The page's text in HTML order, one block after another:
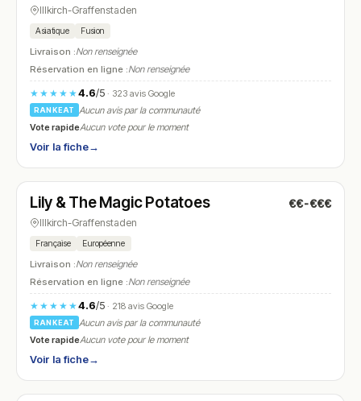
Illkirch-Graffenstaden
Asiatique Fusion
Livraison :Non renseignée
Réservation en ligne :Non renseignée
★★★★★4.6/5· 323 avis Google
RANKEAT
Aucun avis par la communauté
Vote rapideAucun vote pour le moment
Voir la fiche→
N° 21
Lily & The Magic Potatoes €€-€€€
Illkirch-Graffenstaden
Française Européenne
Livraison :Non renseignée
Réservation en ligne :Non renseignée
★★★★★4.6/5· 218 avis Google
RANKEAT
Aucun avis par la communauté
Vote rapideAucun vote pour le moment
Voir la fiche→